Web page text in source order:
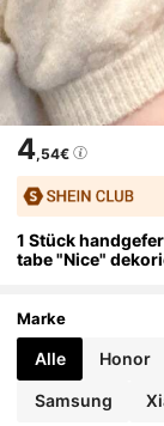
4,54€
1 Stück
tabe "Nice"
mpatibel mit
au
Marke
Alle Honor
Samsung